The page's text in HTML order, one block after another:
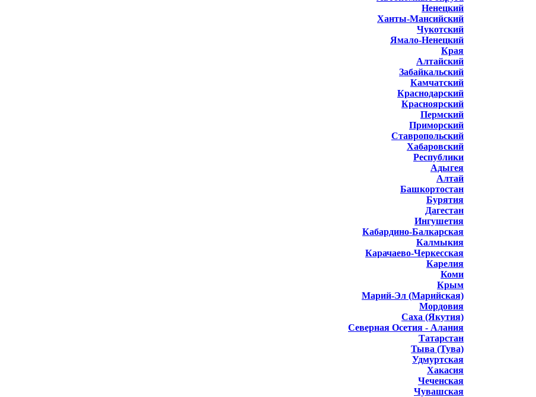
Ненецкий
Ханты-Мансийский
Чукотский
Ямало-Ненецкий
Края
Алтайский
Забайкальский
Камчатский
Краснодарский
Красноярский
Пермский
Приморский
Ставропольский
Хабаровский
Республики
Адыгея
Алтай
Башкортостан
Бурятия
Дагестан
Ингушетия
Кабардино-Балкарская
Калмыкия
Карачаево-Черкесская
Карелия
Коми
Крым
Марий-Эл (Марийская)
Мордовия
Саха (Якутия)
Северная Осетия - Алания
Татарстан
Тыва (Тува)
Удмуртская
Хакасия
Чеченская
Чувашская